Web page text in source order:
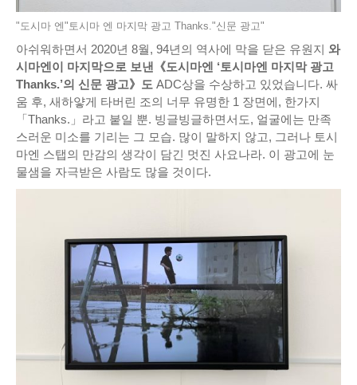
"도시마 엔"토시마 엔 마지막 광고 Thanks."신문 광고"
아쉬워하면서 2020년 8월, 94년의 역사에 막을 닫은 유원지 와
시마엔이 마지막으로 보낸《도시마엔 ‘토시마엔 마지막 광고
Thanks.’의 신문 광고》도 ADC상을 수상하고 있었습니다. 싸
움 후, 새하얗게 타버린 조의 너무 유명한 1 장면에, 한가지
「Thanks.」라고 붙일 뿐. 빙글빙글하면서도, 얼굴에는 만족
스러운 미소를 기리는 그 모습. 많이 말하지 않고, 그러나 토시
마엔 스탭의 만감의 생각이 담긴 멋진 사요나라. 이 광고에 눈
물샘을 자극받은 사람도 많을 것이다.